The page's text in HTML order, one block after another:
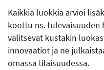
Kaikkia luokkia arvioi
koottu ns. tulevaisuuden
valitsevat kustakin
innovaatiot ja ne
omassa tilaisuudessa.